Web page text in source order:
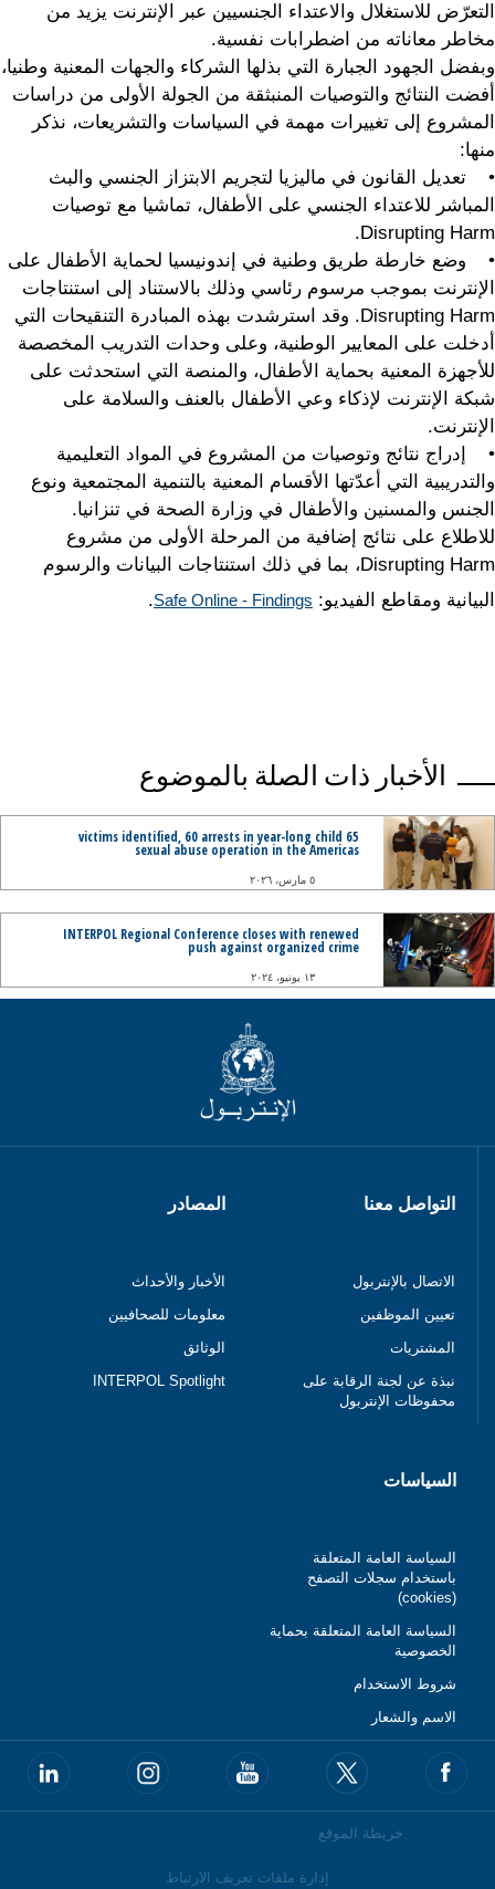
التعرّض للاستغلال والاعتداء الجنسيين عبر الإنترنت يزيد من
مخاطر معاناته من اضطرابات نفسية.
وبفضل الجهود الجبارة التي بذلها الشركاء والجهات المعنية وطنيا،
أفضت النتائج والتوصيات المنبثقة من الجولة الأولى من دراسات
المشروع إلى تغييرات مهمة في السياسات والتشريعات، نذكر
منها:
• تعديل القانون في ماليزيا لتجريم الابتزاز الجنسي والبث
المباشر للاعتداء الجنسي على الأطفال، تماشيا مع توصيات
Disrupting Harm.
• وضع خارطة طريق وطنية في إندونيسيا لحماية الأطفال على
الإنترنت بموجب مرسوم رئاسي وذلك بالاستناد إلى استنتاجات
Disrupting Harm. وقد استرشدت بهذه المبادرة التنقيحات التي
أدخلت على المعايير الوطنية، وعلى وحدات التدريب المخصصة
للأجهزة المعنية بحماية الأطفال، والمنصة التي استحدثت على
شبكة الإنترنت لإذكاء وعي الأطفال بالعنف والسلامة على
الإنترنت.
• إدراج نتائج وتوصيات من المشروع في المواد التعليمية
والتدريبية التي أعدّتها الأقسام المعنية بالتنمية المجتمعية ونوع
الجنس والمسنين والأطفال في وزارة الصحة في تنزانيا.
للاطلاع على نتائج إضافية من المرحلة الأولى من مشروع
Disrupting Harm، بما في ذلك استنتاجات البيانات والرسوم
البيانية ومقاطع الفيديو: Safe Online - Findings
.
الأخبار ذات الصلة بالموضوع
65 victims identified, 60 arrests in year-long child
sexual abuse operation in the Americas
٥ مارس، ٢٠٢٦
INTERPOL Regional Conference closes with renewed
push against organized crime
١٣ يونيو، ٢٠٢٤
التواصل معنا
الاتصال بالإنتربول
تعيين الموظفين
المشتريات
نبذة عن لجنة الرقابة على
محفوظات الإنتربول
المصادر
الأخبار والأحداث
معلومات للصحافيين
الوثائق
INTERPOL Spotlight
السياسات
السياسة العامة المتعلقة
باستخدام سجلات التصفح
(cookies)
السياسة العامة المتعلقة بحماية
الخصوصية
شروط الاستخدام
الاسم والشعار
خريطة الموقع
إدارة ملفات تعريف الارتباط